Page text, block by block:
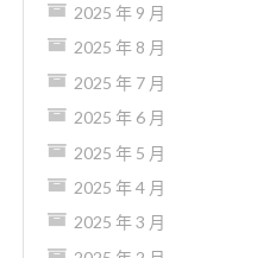
2025 年 9 月
2025 年 8 月
2025 年 7 月
2025 年 6 月
2025 年 5 月
2025 年 4 月
2025 年 3 月